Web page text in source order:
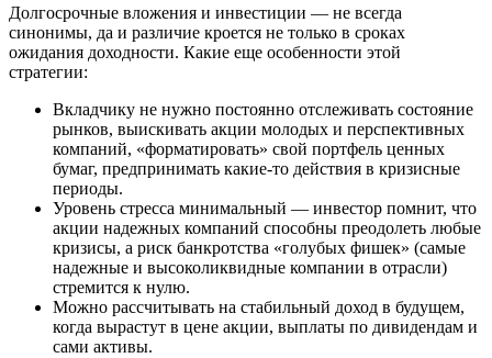
Долгосрочные вложения и инвестиции — не всегда
синонимы, да и различие кроется не только в сроках
ожидания доходности. Какие еще особенности этой
стратегии:
Вкладчику не нужно постоянно отслеживать состояние
рынков, выискивать акции молодых и перспективных
компаний, «форматировать» свой портфель ценных
бумаг, предпринимать какие-то действия в кризисные
периоды.
Уровень стресса минимальный — инвестор помнит, что
акции надежных компаний способны преодолеть любые
кризисы, а риск банкротства «голубых фишек» (самые
надежные и высоколиквидные компании в отрасли)
стремится к нулю.
Можно рассчитывать на стабильный доход в будущем,
когда вырастут в цене акции, выплаты по дивидендам и
сами активы.